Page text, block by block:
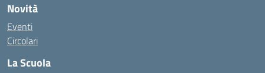
Novità
Eventi
Circolari
La Scuola